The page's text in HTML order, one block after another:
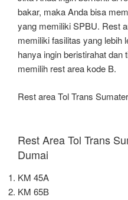
bakar, maka Anda bisa
yang memiliki SPBU. Rest
memiliki fasilitas yang lebih
hanya ingin beristirahat
memilih rest area kode B.
Rest area Tol Trans
Rest Area Tol Trans
Dumai
KM 45A
KM 65B